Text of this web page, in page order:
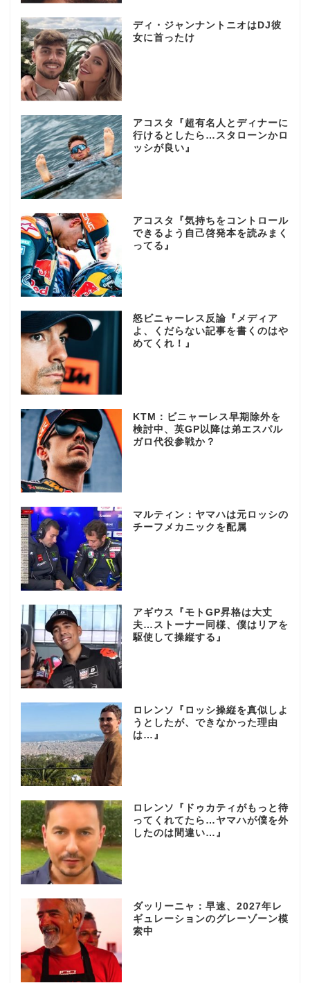
ディ・ジャンナントニオはDJ彼
女に首ったけ
アコスタ『超有名人とディナーに
行けるとしたら…スタローンかロ
ッシが良い』
アコスタ『気持ちをコントロール
できるよう自己啓発本を読みまく
ってる』
怒ビニャーレス反論『メディア
よ、くだらない記事を書くのはや
めてくれ！』
KTM：ビニャーレス早期除外を
検討中、英GP以降は弟エスパル
ガロ代役参戦か？
マルティン：ヤマハは元ロッシの
チーフメカニックを配属
アギウス『モトGP昇格は大丈
夫…ストーナー同様、僕はリアを
駆使して操縦する』
ロレンソ『ロッシ操縦を真似しよ
うとしたが、できなかった理由
は…』
ロレンソ『ドゥカティがもっと待
ってくれてたら…ヤマハが僕を外
したのは間違い…』
ダッリーニャ：早速、2027年レ
ギュレーションのグレーゾーン模
索中